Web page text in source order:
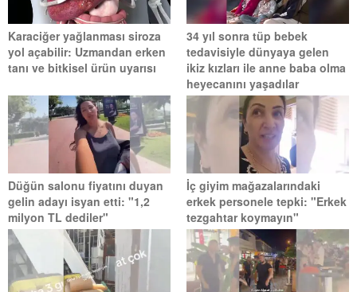
Karaciğer yağlanması siroza
yol açabilir: Uzmandan erken
tanı ve bitkisel ürün uyarısı
34 yıl sonra tüp bebek
tedavisiyle dünyaya gelen
ikiz kızları ile anne baba olma
heyecanını yaşadılar
Düğün salonu fiyatını duyan
gelin adayı isyan etti: "1,2
milyon TL dediler"
İç giyim mağazalarındaki
erkek personele tepki: "Erkek
tezgahtar koymayın"